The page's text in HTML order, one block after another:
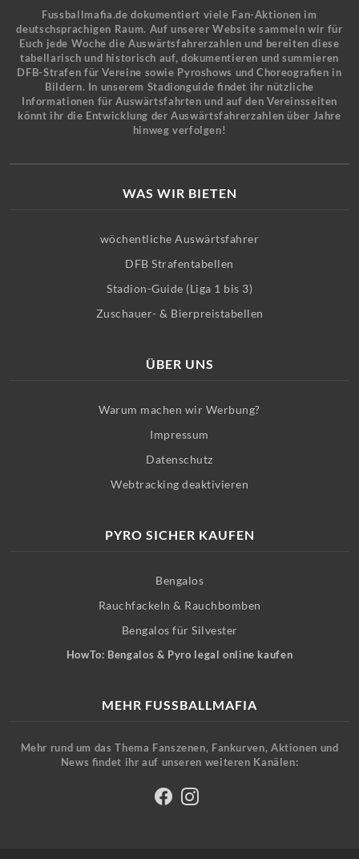
Fussballmafia.de dokumentiert viele Fan-Aktionen im
deutschsprachigen Raum. Auf unserer Website sammeln wir für
Euch jede Woche die Auswärtsfahrerzahlen und bereiten diese
tabellarisch und historisch auf, dokumentieren und summieren
DFB-Strafen für Vereine sowie Pyroshows und Choreografien in
Bildern. In unserem Stadionguide findet ihr nützliche
Informationen für Auswärtsfahrten und auf den Vereinsseiten
könnt ihr die Entwicklung der Auswärtsfahrerzahlen über Jahre
hinweg verfolgen!
WAS WIR BIETEN
wöchentliche Auswärtsfahrer
DFB Strafentabellen
Stadion-Guide (Liga 1 bis 3)
Zuschauer- & Bierpreistabellen
ÜBER UNS
Warum machen wir Werbung?
Impressum
Datenschutz
Webtracking deaktivieren
PYRO SICHER KAUFEN
Bengalos
Rauchfackeln & Rauchbomben
Bengalos für Silvester
HowTo: Bengalos & Pyro legal online kaufen
MEHR FUSSBALLMAFIA
Mehr rund um das Thema Fanszenen, Fankurven, Aktionen und
News findet ihr auf unseren weiteren Kanälen: